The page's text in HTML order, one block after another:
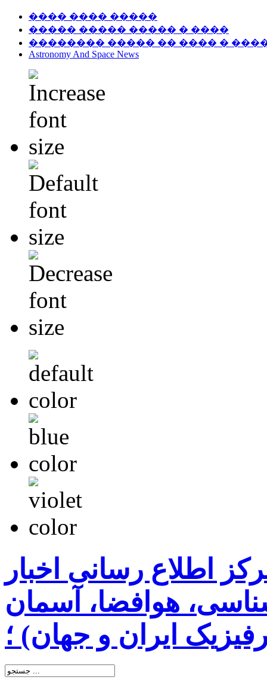
���� ���� �����
����� ����� ����� � ����
�������� ����� �� ���� �
Astronomy And Space News
اطلاع رسانی اخبار
هوافضا، آسمان
ایران و جهان) ؛